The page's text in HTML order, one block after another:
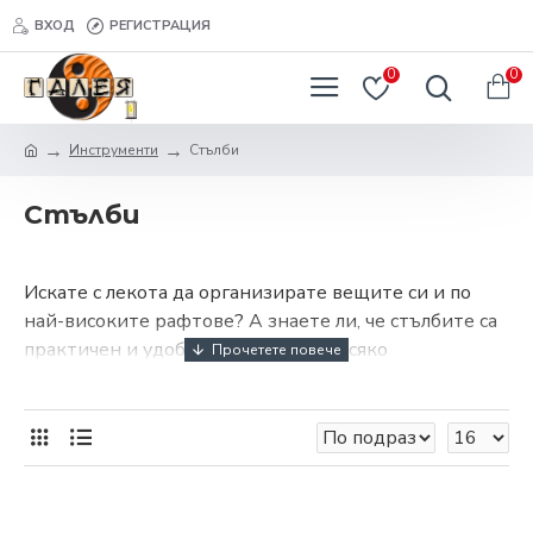
ВХОД РЕГИСТРАЦИЯ
0 0
Инструменти Стълби
Стълби
Искате с лекота да организирате вещите си и по
най-високите рафтове? А знаете ли, че стълбите са
практичен и удобен помощник за всяко
Вече няма нужда да използвате нестабилни
табуретки или столове, за да достигнете трудно